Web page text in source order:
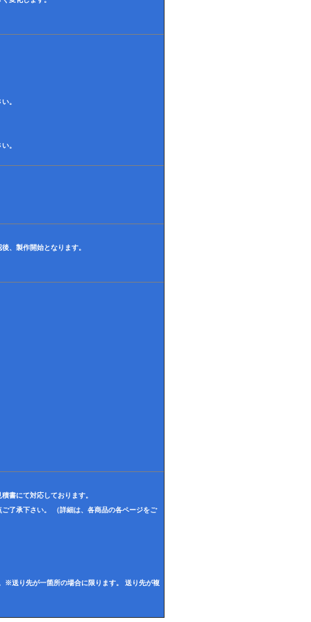
。
。
、製作開始となります。
書にて対応しております。
了承下さい。 （詳細は、各商品の各ページをご
※送り先が一箇所の場合に限ります。 送り先が複